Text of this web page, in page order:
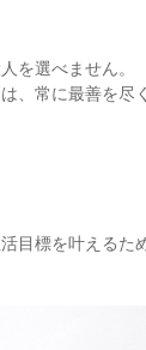
を選べません。
、常に最善を尽
目標を叶えるた